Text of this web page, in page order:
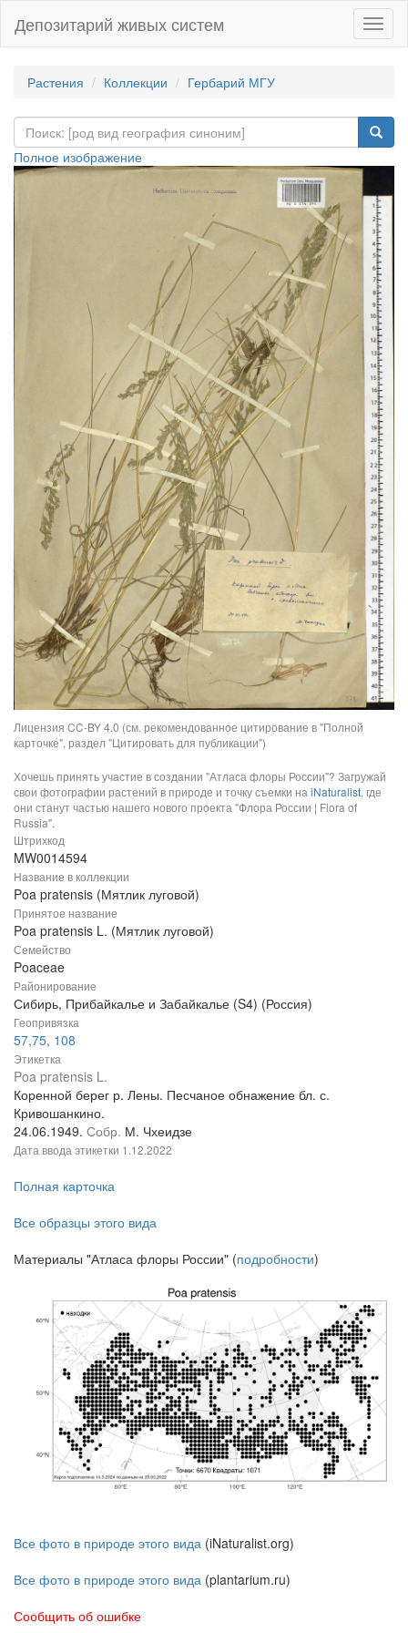
Депозитарий живых систем
Растения Коллекции Гербарий МГУ
Полное изображение
Лицензия CC-BY 4.0 (см. рекомендованное цитирование в "Полной
карточке", раздел "Цитировать для публикации")
Хочешь принять участие в создании "Атласа флоры России"? Загружай
свои фотографии растений в природе и точку съемки на iNaturalist, где
они станут частью нашего нового проекта "Флора России | Flora of
Russia".
Штрихкод
MW0014594
Название в коллекции
Poa pratensis (Мятлик луговой)
Принятое название
Poa pratensis L. (Мятлик луговой)
Семейство
Poaceae
Районирование
Сибирь, Прибайкалье и Забайкалье (S4) (Россия)
Геопривязка
57,75, 108
Этикетка
Poa pratensis L.
Коренной берег р. Лены. Песчаное обнажение бл. с.
Кривошанкино.
24.06.1949. Собр. М. Чхеидзе
Дата ввода этикетки 1.12.2022
Полная карточка
Все образцы этого вида
Материалы "Атласа флоры России" (подробности)
Все фото в природе этого вида (iNaturalist.org)
Все фото в природе этого вида (plantarium.ru)
Сообщить об ошибке